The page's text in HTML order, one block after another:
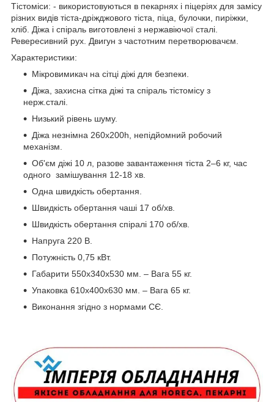
Тістоміси: - використовуються в пекарнях і піцеріях для замісу
різних видів тіста-дріжджового тіста, піца, булочки, пиріжки,
хліб. Діжа і спіраль виготовлені з нержавіючої сталі.
Ревересивний рух. Двигун з частотним перетворювачєм.
Характеристики:
Мікровимикач на сітці діжі для безпеки.
Діжа, захисна сітка діжі та спіраль тістомісу з
нерж.сталі.
Низький рівень шуму.
Діжа незнімна 260х200h, непідйомний робочий
механізм.
Об'єм діжі 10 л, разове завантаження тіста 2–6 кг, час
одного замішування 12-18 хв.
Одна швидкість обертання.
Швидкість обертання чаші 17 об/хв.
Швидкість обертання спіралі 170 об/хв.
Напруга 220 В.
Потужність 0,75 кВт.
Габарити 550х340х530 мм. – Вага 55 кг.
Упаковка 610х400х630 мм. – Вага 65 кг.
Виконання згідно з нормами СЄ.